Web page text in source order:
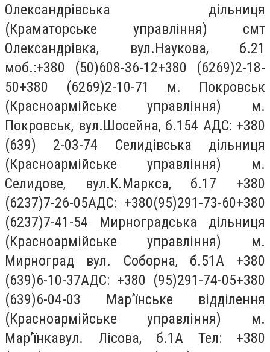
Олександрівська дільниця
(Краматорське управління) смт
Олександрівка, вул.Наукова, б.21
моб.:+380 (50)608-36-12+380 (6269)2-18-
50+380 (6269)2-10-71 м. Покровськ
(Красноармійське управління) м.
Покровськ, вул.Шосейна, б.154 АДС: +380
(639) 2-03-74 Селидівська дільниця
(Красноармійське управління) м.
Селидове, вул.К.Маркса, б.17 +380
(6237)7-26-05АДС: +380(95)291-73-60+380
(6237)7-41-54 Мирноградська дільниця
(Красноармійське управління) м.
Мирноград вул. Соборна, б.51А +380
(639)6-10-37АДС: +380 (95)291-74-05+380
(639)6-04-03 Мар’їнське відділення
(Красноармійське управління) м.
Мар’їнкавул. Лісова, б.1А Тел: +380